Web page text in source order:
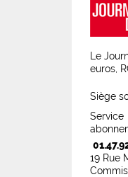
Le
euros,
Siège
Service
19 Rue